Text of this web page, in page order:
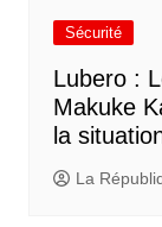
Sécurité
Lubero :
Makuke
la
La